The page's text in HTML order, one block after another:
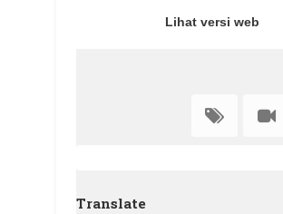
Lihat versi web
Translate